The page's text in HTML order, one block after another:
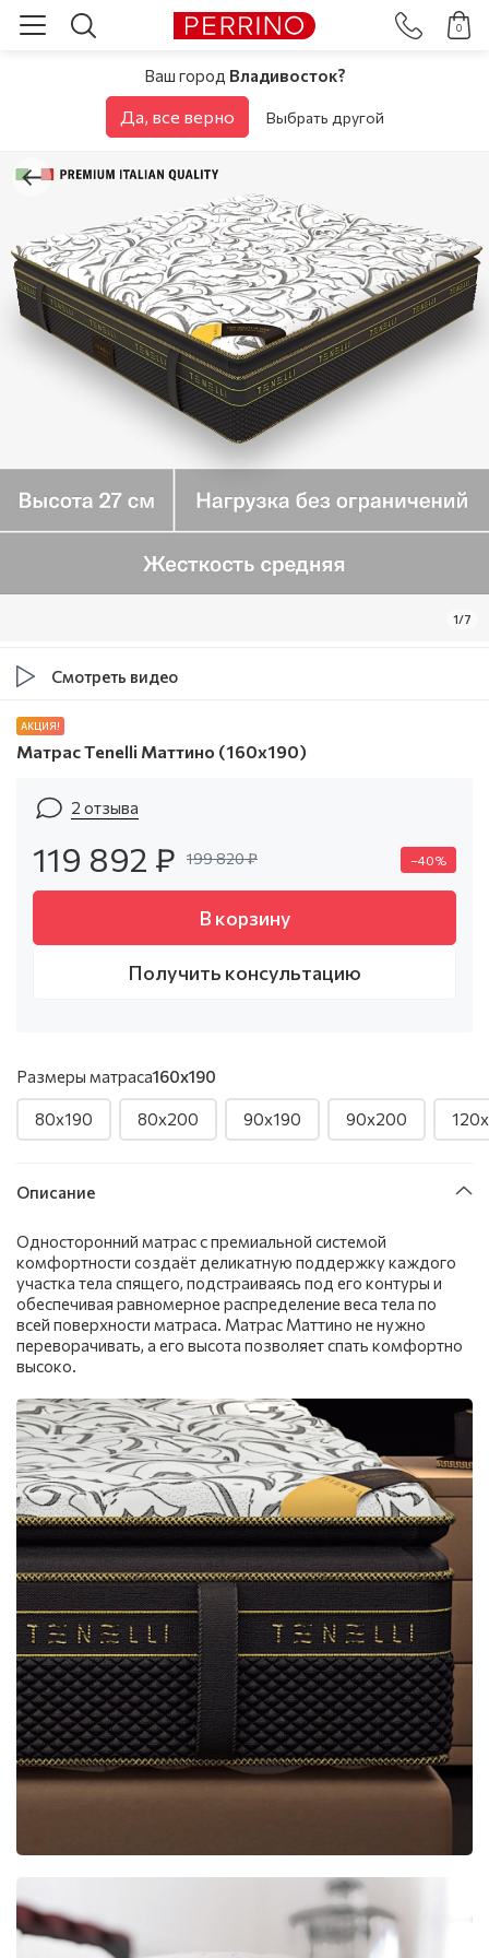
0
Ваш город Владивосток?
Да, все верно Выбрать другой
1/7
Смотреть видео
АКЦИЯ!
Матрас Tenelli Маттино (160х190)
2 отзыва
119 892 ₽ 199 820 ₽ –40%
В корзину
Получить консультацию
Размеры матраса160x190
80x190 80x200 90x190 90x200
Описание
Односторонний матрас с премиальной системой
комфортности создаёт деликатную поддержку каждого
участка тела спящего, подстраиваясь под его контуры и
обеспечивая равномерное распределение веса тела по
всей поверхности матраса. Матрас Маттино не нужно
переворачивать, а его высота позволяет спать комфортно
высоко.